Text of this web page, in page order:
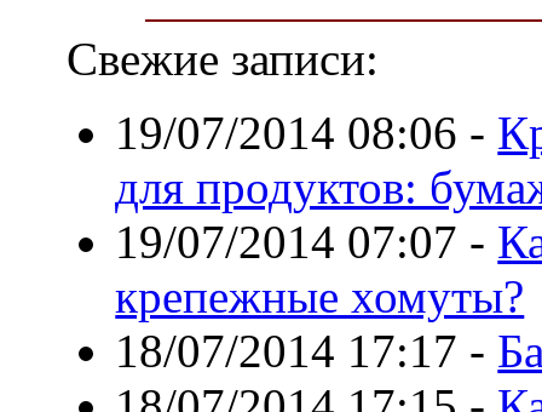
Свежие записи:
19/07/2014 08:06 -
для продуктов:
19/07/2014 07:07 -
крепежные хомуты?
18/07/2014 17:17 -